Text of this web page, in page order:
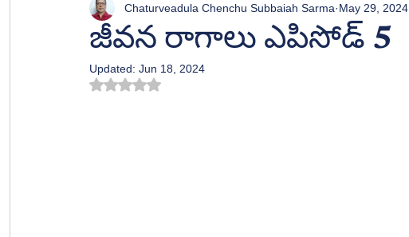
జీవన రాగాలు ఎపిసోడ్ 5
Chaturveadula Chenchu Subbaiah Sarma May 29, 2024
Updated: Jun 18, 2024
Rated NaN out of 5 stars.